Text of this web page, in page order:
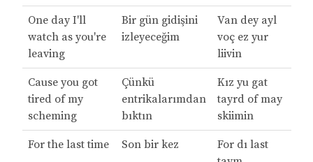
One day I'll
watch as you're
leaving
Bir gün gidişini
izleyeceğim
Van dey ayl
voç ez yur
liivin
Cause you got
tired of my
scheming
Çünkü
entrikalarımdan
bıktın
Kız yu gat
tayrd of may
skiimin
For the last time Son bir kez
For dı last